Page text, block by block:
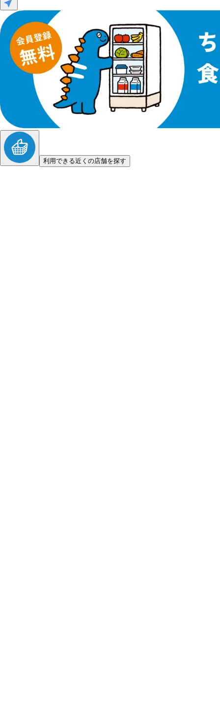
利用できる近くの店舗を探す